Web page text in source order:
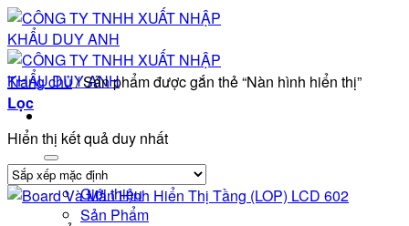
Bỏ
qua
nội
dung
Trang chủ
Giới thiệu
Sản Phẩm
Trang chủ/Sản phẩm được gắn thẻ “Nàn hình hiển thị”
Lọc
Hiển thị kết quả duy nhất